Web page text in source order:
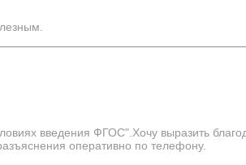
введения ФГОС".Хочу выразить
оперативно по телефону.